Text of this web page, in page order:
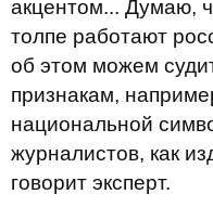
акцентом... Думаю,
толпе работают
об этом можем
признакам,
национальной
журналистов, как
говорит эксперт.